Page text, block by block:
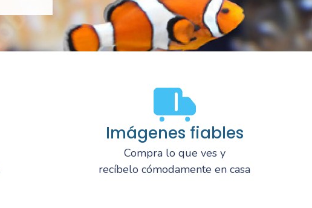
Imágenes fiables
Compra lo que ves y
recíbelo cómodamente en casa